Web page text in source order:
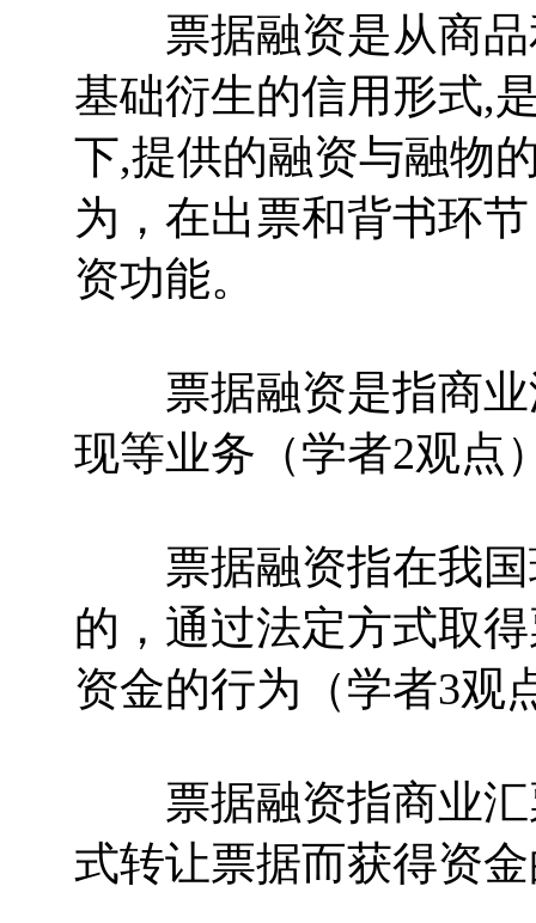
票据融资是从商品
基础衍生的信用形式,
下,提供的融资与融物
为，在出票和背书环
资功能。
票据融资是指商业
现等业务（学者2观点
票据融资指在我国
的，通过法定方式取
资金的行为（学者3观
票据融资指商业汇
式转让票据而获得资